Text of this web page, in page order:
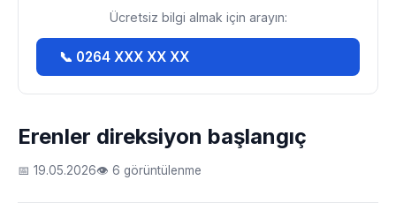
Erenler direksiyon başlangıç
📅 19.05.2026👁 6 görüntülenme
Ücretsiz bilgi almak için arayın:
📞 0264 XXX XX XX